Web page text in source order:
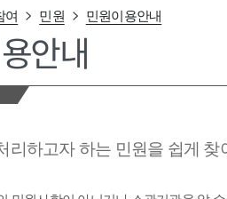
여 민원 민원이용안내
안내
리하고자 하는 민원을 쉽게